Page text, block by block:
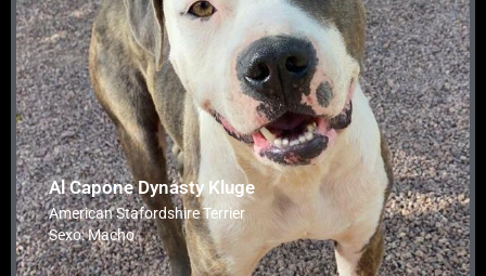
Al Capone Dynasty Kluge
American Stafordshire Terrier
Sexo: Macho